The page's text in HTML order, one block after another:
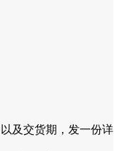
及交货期，发一份详